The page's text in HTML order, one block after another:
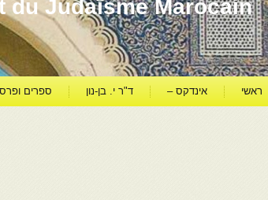
du Judaïsme Marocain
ראשי אינדקס – ד"ר י. בן-נון ספרים